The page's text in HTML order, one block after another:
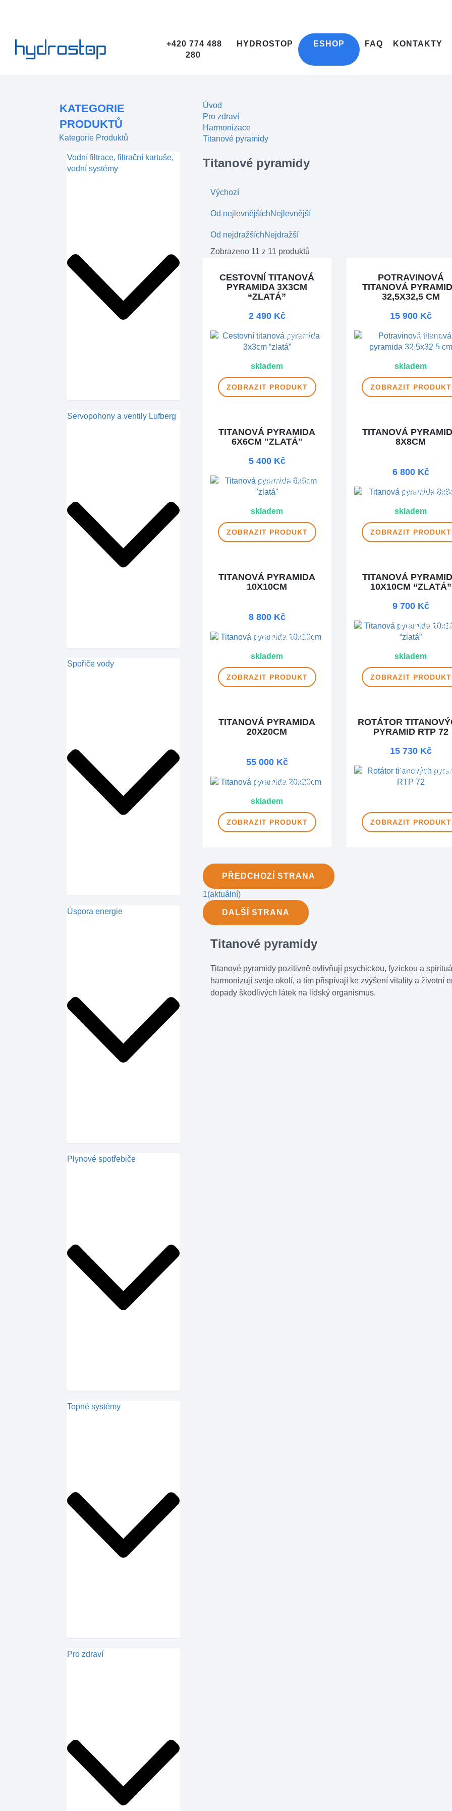
+420 774 488
280
HYDROSTOP ESHOP FAQ KONTAKTY
KATEGORIE
PRODUKTŮ
Kategorie Produktů
Vodní filtrace, filtrační kartuše,
vodní systémy
Servopohony a ventily Lufberg
Spořiče vody
Úspora energie
Plynové spotřebiče
Topné systémy
Pro zdraví
Úvod
Pro zdraví
Harmonizace
Titanové pyramidy
Titanové pyramidy
Výchozí
Od nejlevnějšíchNejlevnější
Od nejdražšíchNejdražší
Zobrazeno 11 z 11 produktů
CESTOVNÍ TITANOVÁ
PYRAMIDA 3X3CM
“ZLATÁ”
2 490 Kč
NOVINKA
skladem
ZOBRAZIT PRODUKT
POTRAVINOVÁ
TITANOVÁ
32,5X32,5 CM
15 900 Kč
NOVINKA
DOPRAVA
skladem
ZOBRAZIT PRODUKT
TITANOVÁ PYRAMIDA
6X6CM "ZLATÁ"
5 400 Kč
DOPRAVA ZDARMA
skladem
ZOBRAZIT PRODUKT
TITANOVÁ
8X8CM
6 800 Kč
DOPRAVA
skladem
ZOBRAZIT PRODUKT
TITANOVÁ PYRAMIDA
10X10CM
8 800 Kč
DOPRAVA ZDARMA
skladem
ZOBRAZIT PRODUKT
TITANOVÁ
10X10CM “ZLATÁ”
9 700 Kč
DOPRAVA
skladem
ZOBRAZIT PRODUKT
TITANOVÁ PYRAMIDA
20X20CM
55 000 Kč
DOPRAVA ZDARMA
skladem
ZOBRAZIT PRODUKT
ROTÁTOR
PYRAMID RTP 72
15 730 Kč
DOPRAVA
ZOBRAZIT PRODUKT
PŘEDCHOZÍ STRANA
1(aktuální)
DALŠÍ STRANA
Titanové pyramidy
Titanové pyramidy pozitivně ovlivňují psychickou, fyzickou a
harmonizují svoje okolí, a tím přispívají ke zvýšení vitality a životní
dopady škodlivých látek na lidský organismus.